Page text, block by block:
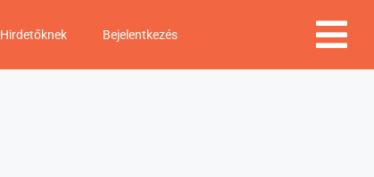
Hirdetőknek Bejelentkezés